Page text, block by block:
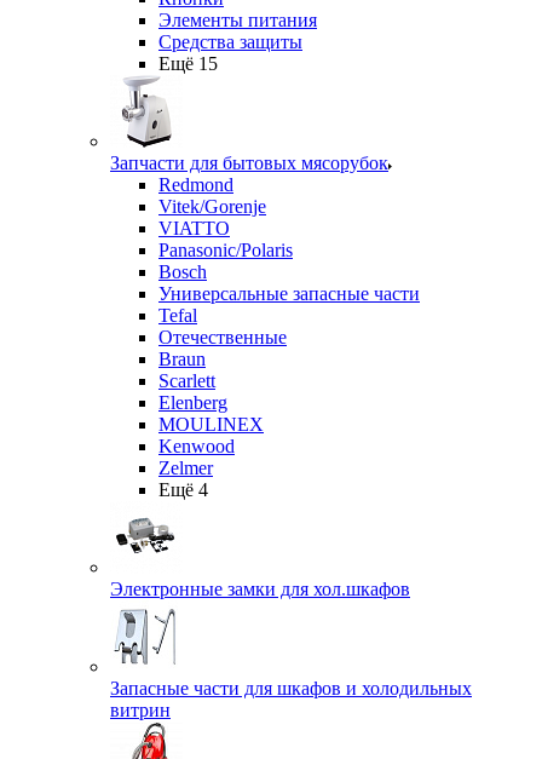
Элементы питания
Средства защиты
Ещё 15
Запчасти для бытовых мясорубок
Redmond
Vitek/Gorenje
VIATTO
Panasonic/Polaris
Bosch
Универсальные запасные части
Tefal
Отечественные
Braun
Scarlett
Elenberg
MOULINEX
Kenwood
Zelmer
Ещё 4
Электронные замки для хол.шкафов
Запасные части для шкафов и холодильных
витрин